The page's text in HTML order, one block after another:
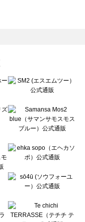
モス）のアクセサリー一覧
セサリー一覧
ー一覧
覧